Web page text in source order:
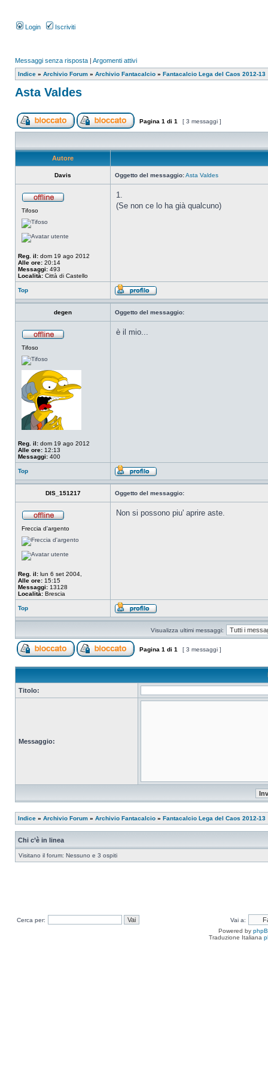
Login Iscriviti
Messaggi senza risposta | Argomenti attivi
Indice » Archivio Forum » Archivio Fantacalcio » Fantacalcio Lega del Caos 2012-13
Asta Valdes
Pagina 1 di 1 [ 3 messaggi ]
Autore
Davis Oggetto del messaggio:Asta Valdes
Tifoso
Reg. il: dom 19 ago 2012
Alle ore: 20:14
Messaggi: 493
Località: Città di Castello
1.
(Se non ce lo ha già qualcuno)
Top
degen Oggetto del messaggio:
Tifoso
Reg. il: dom 19 ago 2012
Alle ore: 12:13
Messaggi: 400
è il mio...
Top
DIS_151217 Oggetto del messaggio:
Freccia d'argento
Reg. il: lun 6 set 2004,
Alle ore: 15:15
Messaggi: 13128
Località: Brescia
Non si possono piu' aprire aste.
Top
Visualizza ultimi messaggi:
Pagina 1 di 1 [ 3 messaggi ]
Titolo:
Messaggio:
Indice » Archivio Forum » Archivio Fantacalcio » Fantacalcio Lega del Caos 2012-13
Chi c’è in linea
Visitano il forum: Nessuno e 3 ospiti
Cerca per:
Vai a:
Powered by
Traduzione Italiana